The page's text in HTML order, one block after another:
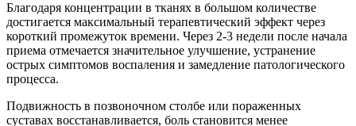
Благодаря концентрации в тканях в большом количестве
достигается максимальный терапевтический эффект через
короткий промежуток времени. Через 2-3 недели после начала
приема отмечается значительное улучшение, устранение
острых симптомов воспаления и замедление патологического
процесса.
Подвижность в позвоночном столбе или пораженных
суставах восстанавливается, боль становится менее